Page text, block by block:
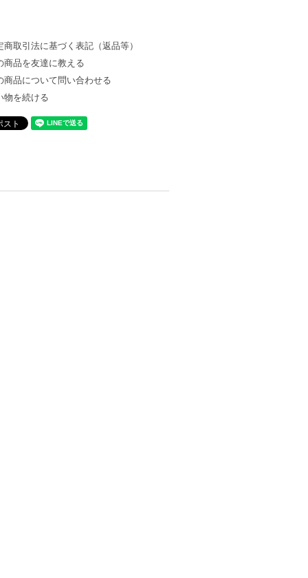
商取引法に基づく表記（返品等）
商品を友達に教える
商品について問い合わせる
物を続ける